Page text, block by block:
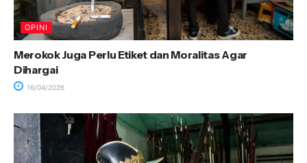
OPINI
Merokok Juga Perlu Etiket dan Moralitas Agar
Dihargai
16/04/2026